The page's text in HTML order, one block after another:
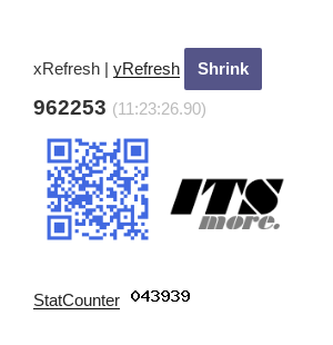
xRefresh | yRefresh
962253 (11:23:28.9)
StatCounter